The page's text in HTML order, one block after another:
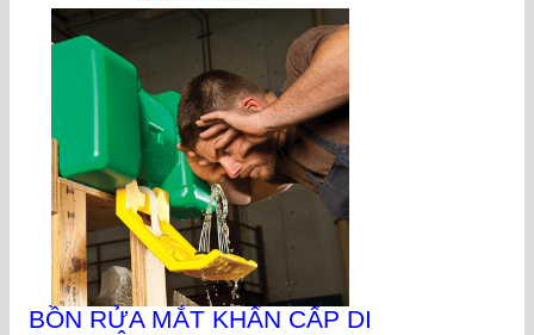
BỒN RỬA MẮT KHẨN CẤP DI